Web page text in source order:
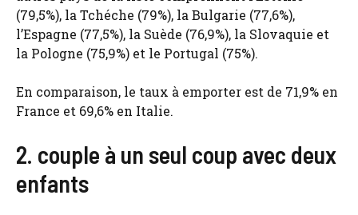
(79,5%), la Tchéche (79%), la Bulgarie (77,6%),
l’Espagne (77,5%), la Suède (76,9%), la Slovaquie et
la Pologne (75,9%) et le Portugal (75%).
En comparaison, le taux à emporter est de 71,9% en
France et 69,6% en Italie.
2. couple à un seul coup avec deux
enfants